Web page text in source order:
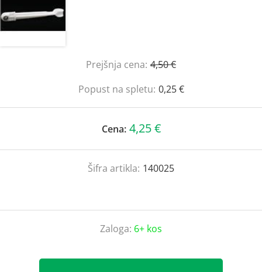
Prejšnja cena: 4,50 €
Popust na spletu: 0,25 €
Cena: 4,25 €
Šifra artikla: 140025
Zaloga: 6+ kos